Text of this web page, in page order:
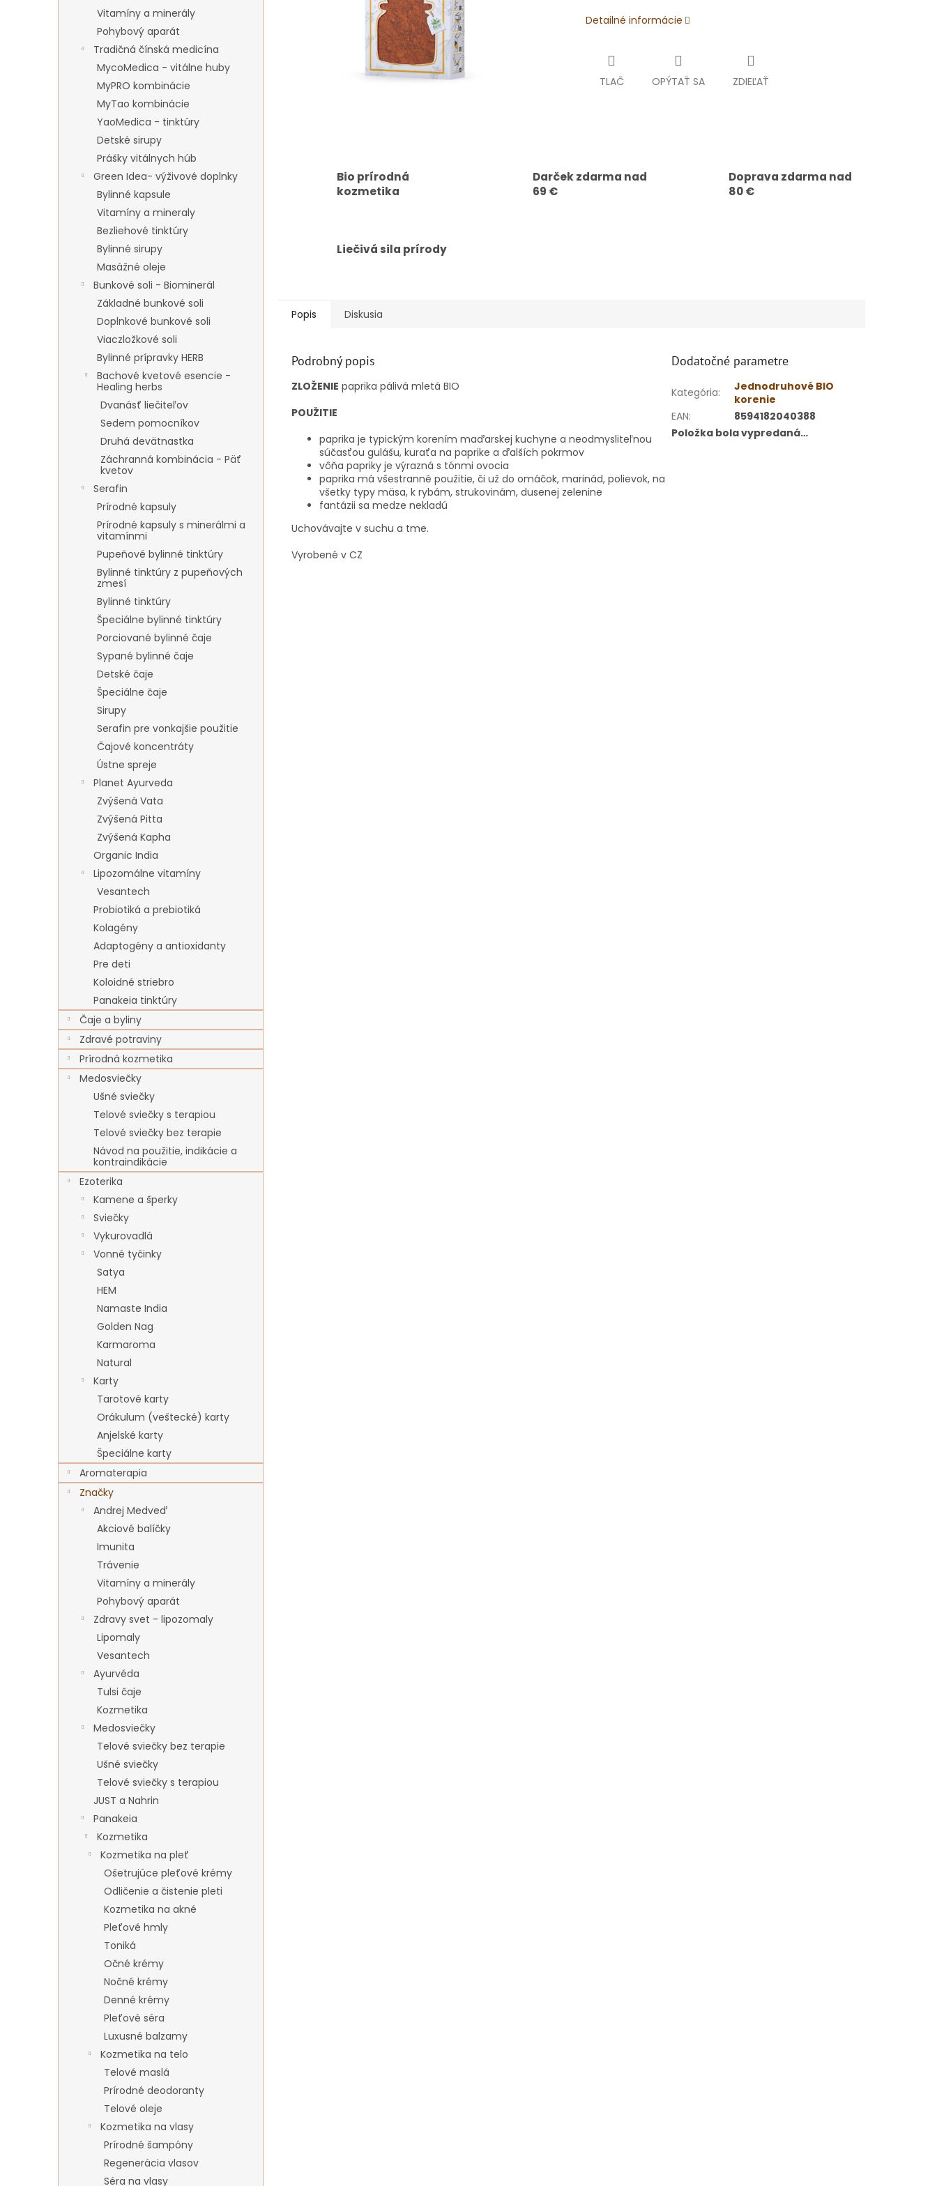
Vitamíny a minerály
Pohybový aparát
Tradičná čínská medicína
MycoMedica - vitálne huby
MyPRO kombinácie
MyTao kombinácie
YaoMedica - tinktúry
Detské sirupy
Prášky vitálnych húb
Green Idea- výživové doplnky
Bylinné kapsule
Vitamíny a mineraly
Bezliehové tinktúry
Bylinné sirupy
Masážné oleje
Bunkové soli - Biominerál
Základné bunkové soli
Doplnkové bunkové soli
Viaczložkové soli
Bylinné prípravky HERB
Bachové kvetové esencie -
Healing herbs
Dvanásť liečiteľov
Sedem pomocníkov
Druhá devätnastka
Záchranná kombinácia - Päť
kvetov
Serafin
Prírodné kapsuly
Prírodné kapsuly s minerálmi a
vitamínmi
Pupeňové bylinné tinktúry
Bylinné tinktúry z pupeňových
zmesí
Bylinné tinktúry
Špeciálne bylinné tinktúry
Porciované bylinné čaje
Sypané bylinné čaje
Detské čaje
Špeciálne čaje
Sirupy
Serafin pre vonkajšie použitie
Čajové koncentráty
Ústne spreje
Planet Ayurveda
Zvýšená Vata
Zvýšená Pitta
Zvýšená Kapha
Organic India
Lipozomálne vitamíny
Vesantech
Probiotiká a prebiotiká
Kolagény
Adaptogény a antioxidanty
Pre deti
Koloidné striebro
Panakeia tinktúry
Čaje a byliny
Zdravé potraviny
Prírodná kozmetika
Medosviečky
Ušné sviečky
Telové sviečky s terapiou
Telové sviečky bez terapie
Návod na použitie, indikácie a
kontraindikácie
Ezoterika
Kamene a šperky
Sviečky
Vykurovadlá
Vonné tyčinky
Satya
HEM
Namaste India
Golden Nag
Karmaroma
Natural
Karty
Tarotové karty
Orákulum (veštecké) karty
Anjelské karty
Špeciálne karty
Aromaterapia
Značky
Andrej Medveď
Akciové balíčky
Imunita
Trávenie
Vitamíny a minerály
Pohybový aparát
Zdravy svet - lipozomaly
Lipomaly
Vesantech
Ayurvéda
Tulsi čaje
Kozmetika
Medosviečky
Telové sviečky bez terapie
Ušné sviečky
Telové sviečky s terapiou
JUST a Nahrin
Panakeia
Kozmetika
Kozmetika na pleť
Ošetrujúce pleťové krémy
Odličenie a čistenie pleti
Kozmetika na akné
Pleťové hmly
Toniká
Očné krémy
Nočné krémy
Denné krémy
Pleťové séra
Luxusné balzamy
Kozmetika na telo
Telové maslá
Prírodné deodoranty
Telové oleje
Kozmetika na vlasy
Prírodné šampóny
Regenerácia vlasov
Séra na vlasy
Detailné informácie
TLAČ OPÝTAŤ SA ZDIEĽAŤ
Bio prírodná
kozmetika
Darček zdarma nad
69 €
Doprava zdarma nad
80 €
Liečivá sila prírody
Popis Diskusia
Podrobný popis
ZLOŽENIE paprika pálivá mletá BIO
POUŽITIE
paprika je typickým korením maďarskej kuchyne a neodmysliteľnou
súčasťou gulášu, kuraťa na paprike a ďalších pokrmov
vôňa papriky je výrazná s tónmi ovocia
paprika má všestranné použitie, či už do omáčok, marinád, polievok, na
všetky typy mäsa, k rybám, strukovinám, dusenej zelenine
fantázii sa medze nekladú
Uchovávajte v suchu a tme.
Vyrobené v CZ
Dodatočné parametre
Kategória:
Jednodruhové BIO
korenie
EAN:
8594182040388
Položka bola vypredaná…